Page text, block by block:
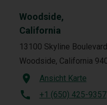
Woodside,
California
13100 Skyline Boulevard
Woodside, California
Ansicht Karte
+1 (650) 425-9357